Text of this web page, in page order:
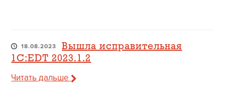
18.08.2023
Вышла исправительная
1C:EDT 2023.1.2
Читать дальше